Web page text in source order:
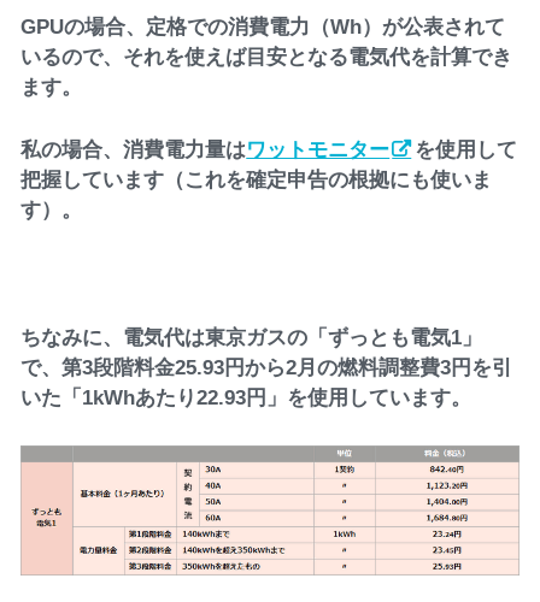
GPUの場合、定格での消費電力（Wh）が公表されて
いるので、それを使えば目安となる電気代を計算でき
ます。
私の場合、消費電力量はワットモニター
を使用して
把握しています（これを確定申告の根拠にも使いま
す）。
ちなみに、電気代は東京ガスの「ずっとも電気1」
で、第3段階料金25.93円から2月の燃料調整費3円を引
いた「1kWhあたり22.93円」を使用しています。